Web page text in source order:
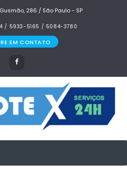
286 / São Paulo - SP
/ 5933-5165 / 5084-3780
EM CONTATO